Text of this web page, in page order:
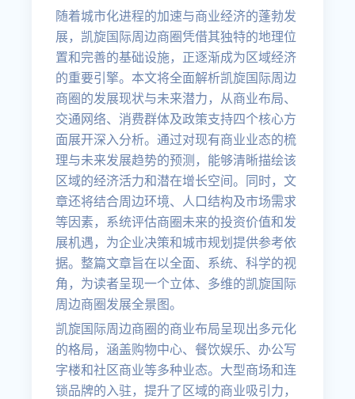
随着城市化进程的加速与商业经济的蓬勃发
展，凯旋国际周边商圈凭借其独特的地理位
置和完善的基础设施，正逐渐成为区域经济
的重要引擎。本文将全面解析凯旋国际周边
商圈的发展现状与未来潜力，从商业布局、
交通网络、消费群体及政策支持四个核心方
面展开深入分析。通过对现有商业业态的梳
理与未来发展趋势的预测，能够清晰描绘该
区域的经济活力和潜在增长空间。同时，文
章还将结合周边环境、人口结构及市场需求
等因素，系统评估商圈未来的投资价值和发
展机遇，为企业决策和城市规划提供参考依
据。整篇文章旨在以全面、系统、科学的视
角，为读者呈现一个立体、多维的凯旋国际
周边商圈发展全景图。
凯旋国际周边商圈的商业布局呈现出多元化
的格局，涵盖购物中心、餐饮娱乐、办公写
字楼和社区商业等多种业态。大型商场和连
锁品牌的入驻，提升了区域的商业吸引力，